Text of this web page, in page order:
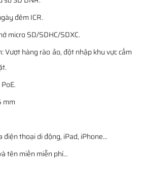
đêm ICR.
micro SD/SDHC/SDXC.
Vượt hàng rào ảo, đột nhập khu vực cấm
mm
điện thoại di động, iPad, iPhone…
tên miền miễn phí…